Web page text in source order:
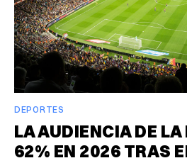
DEPORTES
LA AUDIENCIA DE LA
62% EN 2026 TRAS